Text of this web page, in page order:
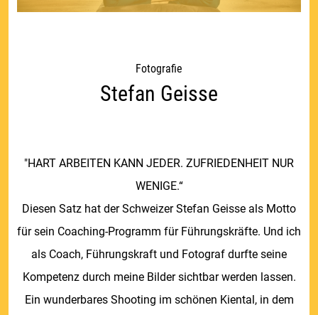
Fotografie
Stefan Geisse
"HART ARBEITEN KANN JEDER. ZUFRIEDENHEIT NUR
WENIGE.“
Diesen Satz hat der Schweizer Stefan Geisse als Motto
für sein Coaching-Programm für Führungskräfte. Und ich
als Coach, Führungskraft und Fotograf durfte seine
Kompetenz durch meine Bilder sichtbar werden lassen.
Ein wunderbares Shooting im schönen Kiental, in dem